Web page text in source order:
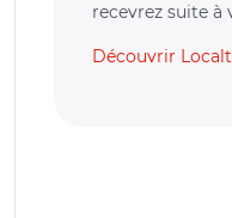
recevrez suite
Découvrir